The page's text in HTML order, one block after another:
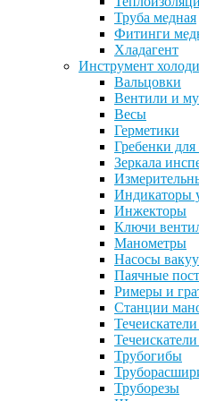
Труба медная
Фитинги
Хладагент
Инструмент
Вальцовки
Вентили и
Весы
Герметики
Гребенки
Зеркала
Индикаторы
Инжекторы
Ключи
Манометры
Насосы
Паячные
Римеры и
Станции
Трубогибы
Труборезы